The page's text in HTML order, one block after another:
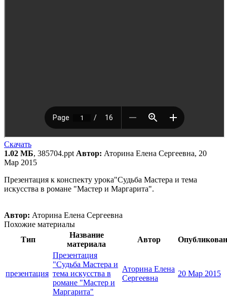
Скачать
1.02 МБ, 385704.ppt Автор: Аторина Елена Сергеевна, 20
Мар 2015
Презентация к конспекту урока"Судьба Мастера и тема
искусства в романе "Мастер и Маргарита".
Автор: Аторина Елена Сергеевна
Похожие материалы
Тип
Название
материала
Автор Опубликован
презентация
Презентация
"Судьба Мастера и
тема искусства в
романе "Мастер и
Маргарита"
Аторина Елена
Сергеевна
20 Мар 2015